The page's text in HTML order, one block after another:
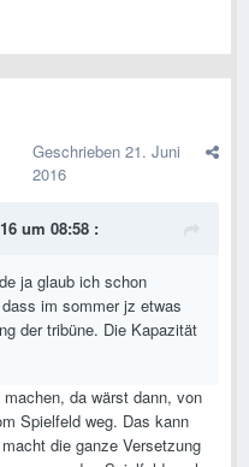
Geschrieben 21. Juni
2016
um 08:58 :
ja glaub ich schon
im sommer jz etwas
der tribüne. Die Kapazität
da wärst dann, von
Spielfeld weg. Das kann
die ganze Versetzung